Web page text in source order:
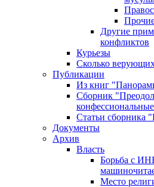
Другие
конфликтов
Курьезы
Сколько
Публикации
Из книг
Сборник
Статьи сборника
Документы
Архив
Власть
Борьба с
Место